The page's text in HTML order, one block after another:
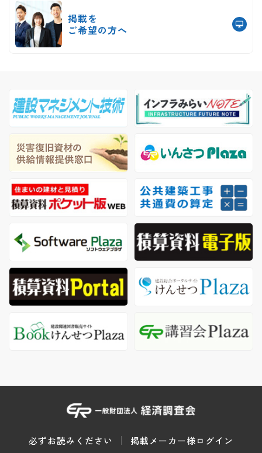
掲載を
ご希望の方へ
必ずお読みください 掲載メーカー様ログイン